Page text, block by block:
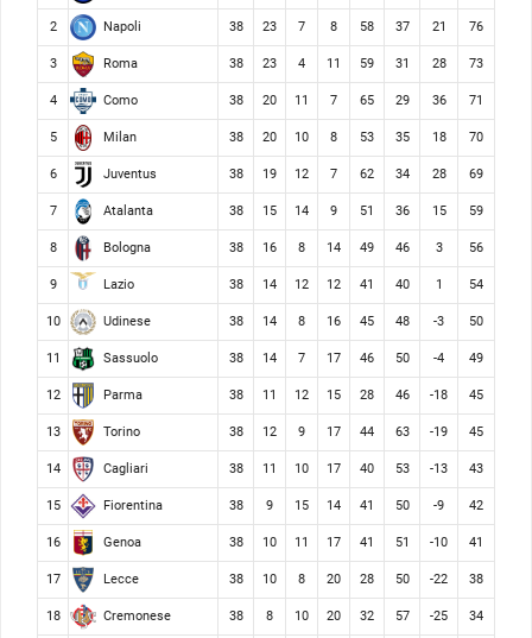
2 Napoli 38 23 7 8 58 37 21 76
3 Roma 38 23 4 11 59 31 28 73
4 Como 38 20 11 7 65 29 36 71
5 Milan 38 20 10 8 53 35 18 70
6 Juventus 38 19 12 7 62 34 28 69
7 Atalanta 38 15 14 9 51 36 15 59
8 Bologna 38 16 8 14 49 46 3 56
9 Lazio 38 14 12 12 41 40 1 54
10 Udinese 38 14 8 16 45 48 -3 50
11 Sassuolo 38 14 7 17 46 50 -4 49
12 Parma 38 11 12 15 28 46 -18 45
13 Torino 38 12 9 17 44 63 -19 45
14 Cagliari 38 11 10 17 40 53 -13 43
15 Fiorentina 38 9 15 14 41 50 -9 42
16 Genoa 38 10 11 17 41 51 -10 41
17 Lecce 38 10 8 20 28 50 -22 38
18 Cremonese 38 8 10 20 32 57 -25 34